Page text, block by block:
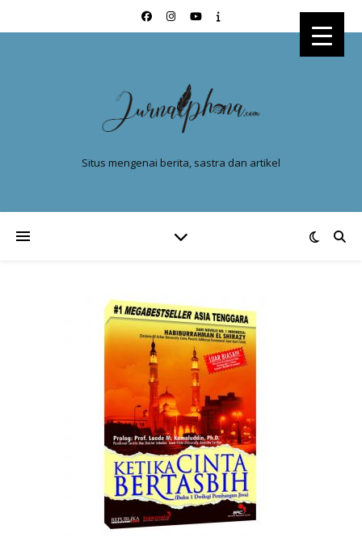
Situs mengenai berita, sastra dan artikel